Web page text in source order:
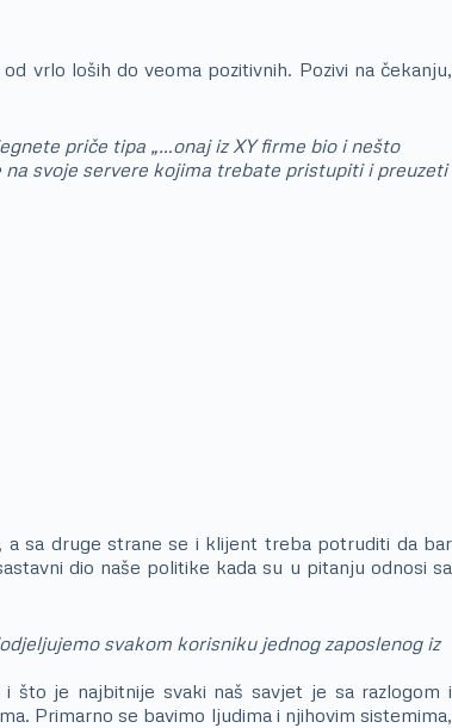
vrlo loših do veoma pozitivnih. Pozivi na čekanju,
priče tipa „…onaj iz XY firme bio i nešto
svoje servere kojima trebate pristupiti i preuzeti
a sa druge strane se i klijent treba potruditi da bar
dio naše politike kada su u pitanju odnosi sa
svakom korisniku jednog zaposlenog iz
što je najbitnije svaki naš savjet je sa razlogom i
Primarno se bavimo ljudima i njihovim sistemima,